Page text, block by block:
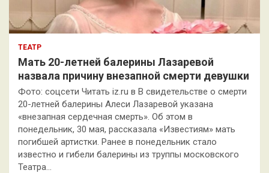
ТЕАТР
Мать 20-летней балерины Лазаревой
назвала причину внезапной смерти девушки
Фото: соцсети Читать iz.ru в В свидетельстве о смерти
20-летней балерины Алеси Лазаревой указана
«внезапная сердечная смерть». Об этом в
понедельник, 30 мая, рассказала «Известиям» мать
погибшей артистки. Ранее в понедельник стало
известно и гибели балерины из труппы московского
Театра…